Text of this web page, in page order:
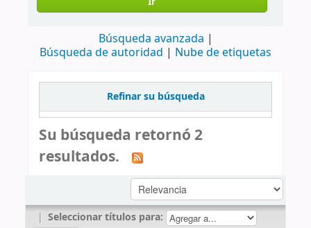
Búsqueda avanzada
Búsqueda de autoridad
Nube de etiquetas
Refinar su búsqueda
Su búsqueda retornó 2
resultados.
| Seleccionar títulos para: